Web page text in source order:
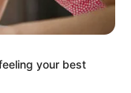
your best